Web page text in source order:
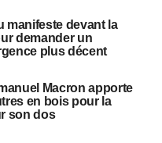
manifeste devant la
demander un
plus décent
Macron apporte
en bois pour la
son dos